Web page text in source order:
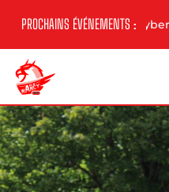
content
PROCHAINS ÉVÉNEMENTS :
Conférence –